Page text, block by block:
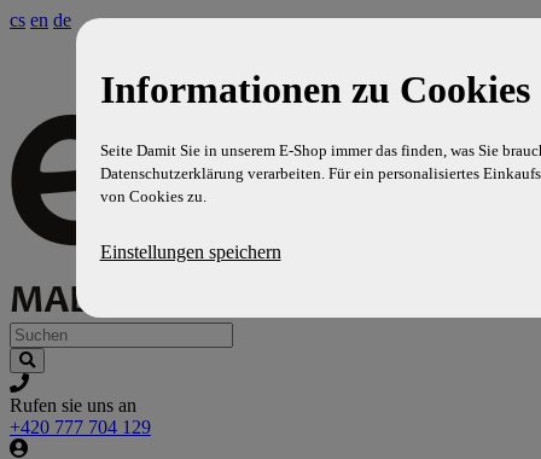
cs en de
Rufen sie uns an
+420 777 704 129
Informationen zu Cookies
Seite Damit Sie in unserem E-Shop immer das finden, was Sie
Datenschutzerklärung verarbeiten. Für ein personalisiertes
von Cookies zu.
Einstellungen speichern